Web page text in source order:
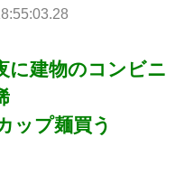
に建物のコンビニ
ップ麺買う